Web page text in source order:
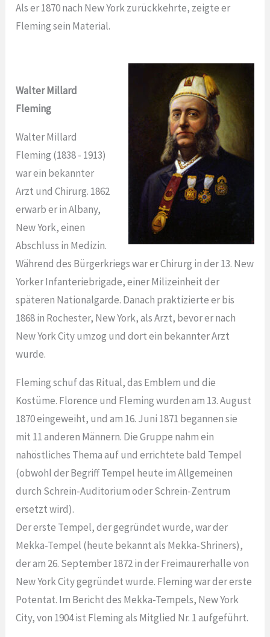
Als er 1870 nach New York zurückkehrte, zeigte er
Fleming sein Material.
Walter Millard
Fleming
Walter Millard
Fleming (1838 - 1913)
war ein bekannter
Arzt und Chirurg. 1862
erwarb er in Albany,
New York, einen
Abschluss in Medizin.
Während des Bürgerkriegs war er Chirurg in der 13. New
Yorker Infanteriebrigade, einer Milizeinheit der
späteren Nationalgarde. Danach praktizierte er bis
1868 in Rochester, New York, als Arzt, bevor er nach
New York City umzog und dort ein bekannter Arzt
wurde.
Fleming schuf das Ritual, das Emblem und die
Kostüme. Florence und Fleming wurden am 13. August
1870 eingeweiht, und am 16. Juni 1871 begannen sie
mit 11 anderen Männern. Die Gruppe nahm ein
nahöstliches Thema auf und errichtete bald Tempel
(obwohl der Begriff Tempel heute im Allgemeinen
durch Schrein-Auditorium oder Schrein-Zentrum
ersetzt wird).
Der erste Tempel, der gegründet wurde, war der
Mekka-Tempel (heute bekannt als Mekka-Shriners),
der am 26. September 1872 in der Freimaurerhalle von
New York City gegründet wurde. Fleming war der erste
Potentat. Im Bericht des Mekka-Tempels, New York
City, von 1904 ist Fleming als Mitglied Nr. 1 aufgeführt.